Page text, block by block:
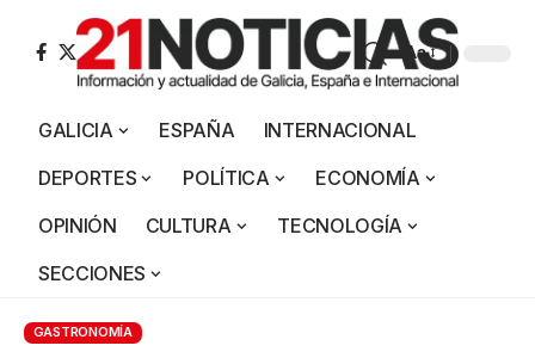
Aa
GALICIA ESPAÑA
INTERNACIONAL
DEPORTES
POLÍTICA
ECONOMÍA
OPINIÓN
CULTURA
TECNOLOGÍA
SECCIONES
GASTRONOMÍA